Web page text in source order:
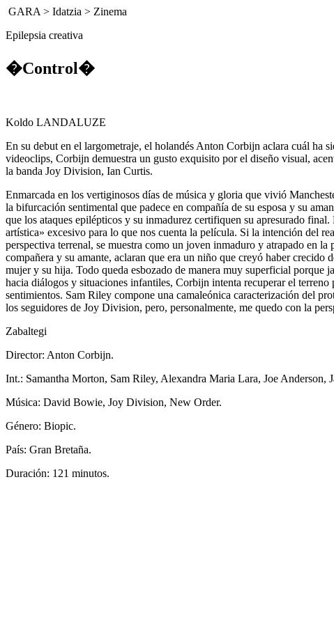
GARA > Idatzia > Zinema
Epilepsia creativa
�Control�
Koldo LANDALUZE
En su debut en el largometraje, el holandés Anton Corbijn aclara cuál ha
videoclips, Corbijn demuestra un gusto exquisito por el diseño visual,
la banda Joy Division, Ian Curtis.
Enmarcada en los vertiginosos días de música y gloria que vivió
la bifurcación sentimental que padece en compañía de su esposa y su
que los ataques epilépticos y su inmadurez certifiquen su apresurado
artística» excesivo para lo que nos cuenta la película. Si la intención del
perspectiva terrenal, se muestra como un joven inmaduro y atrapado en
compañera y su amante, aclaran que era un niño que creyó haber
mujer y su hija. Todo queda esbozado de manera muy superficial porque
hacia diálogos y situaciones infantiles, Corbijn intenta recuperar el
sentimientos. Sam Riley compone una camaleónica caracterización del
los seguidores de Joy Division, pero, personalmente, me quedo con la
Zabaltegi
Director: Anton Corbijn.
Int.: Samantha Morton, Sam Riley, Alexandra Maria Lara, Joe Anderson,
Música: David Bowie, Joy Division, New Order.
Género: Biopic.
País: Gran Bretaña.
Duración: 121 minutos.